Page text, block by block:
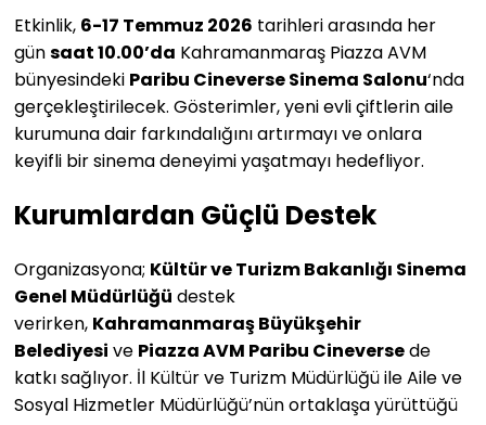
Etkinlik, 6-17 Temmuz 2026 tarihleri arasında her
günsaat 10.00’da Kahramanmaraş Piazza AVM
bünyesindeki Paribu Cineverse Sinema Salonu‘nda
gerçekleştirilecek. Gösterimler, yeni evli çiftlerin aile
kurumuna dair farkındalığını artırmayı ve onlara
keyifli bir sinema deneyimi yaşatmayı hedefliyor.
Kurumlardan Güçlü Destek
Organizasyona; Kültür ve Turizm Bakanlığı Sinema
Genel Müdürlüğü destek
verirken, Kahramanmaraş Büyükşehir
Belediyesi ve Piazza AVM Paribu Cineversede
katkı sağlıyor. İl Kültür ve Turizm Müdürlüğü ile Aile ve
Sosyal Hizmetler Müdürlüğü’nün ortaklaşa yürüttüğü